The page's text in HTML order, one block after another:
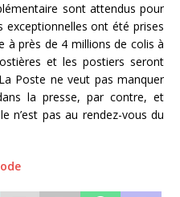
sont attendus pour
exceptionnelles ont été prises
à près de 4 millions de colis à
et les postiers seront
Poste ne veut pas manquer
la presse, par contre, et
n’est pas au rendez-vous du